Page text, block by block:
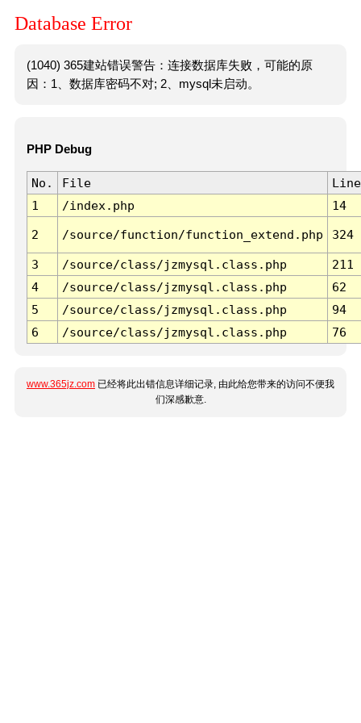
Database Error
(1040) 365建站错误警告：连接数据库失败，可能的原
因：1、数据库密码不对; 2、mysql未启动。
PHP Debug
No. File
Line
1
/index.php 14
2 /source/function/function_extend.php 324
3 /source/class/jzmysql.class.php
211
4
/source/class/jzmysql.class.php
62
5
/source/class/jzmysql.class.php
94
6
/source/class/jzmysql.class.php 76
www.365jz.com 已经将此出错信息详细记录, 由此给您带来的访问不便我
们深感歉意.